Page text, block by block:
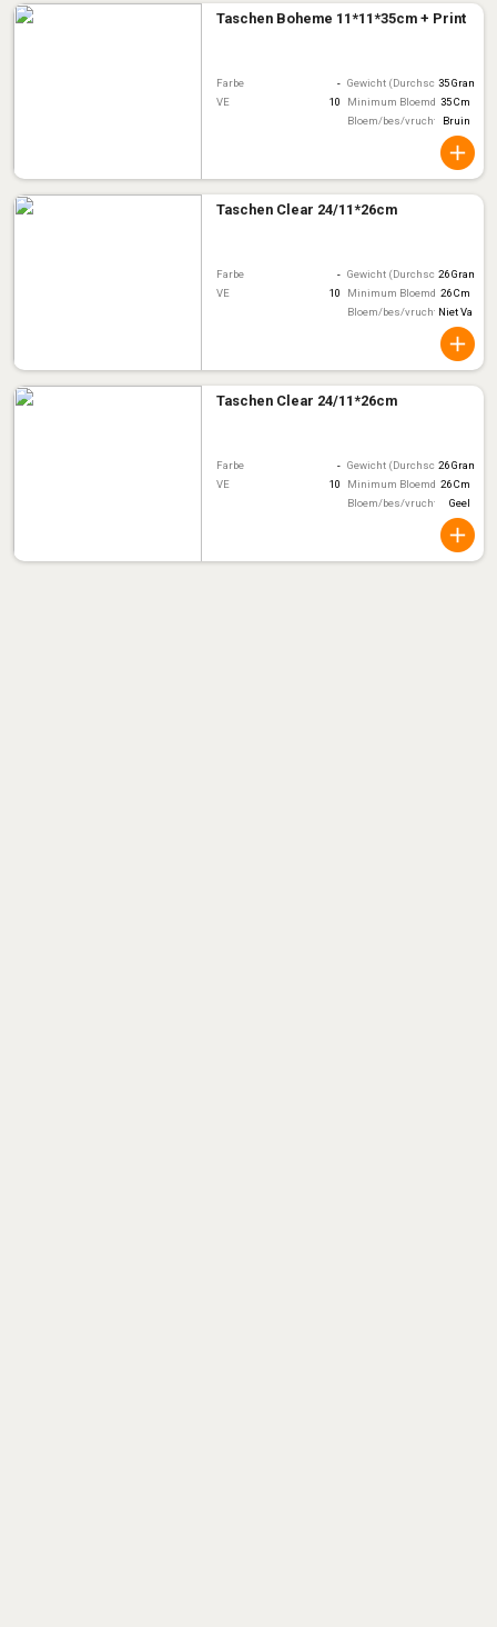
Taschen Boheme 11*11*35cm + Print
Farbe - Gewicht (Durchschnitt)
35 Gram
VE
10 Minimum Bloemdiameter
35 Cm
Bloem/bes/vruchtkleur
Bruin
Taschen Clear 24/11*26cm
Farbe - Gewicht (Durchschnitt)
26 Gram
VE
10 Minimum Bloemdiameter
26 Cm
Bloem/bes/vruchtkleur
Niet Van
Taschen Clear 24/11*26cm
Farbe - Gewicht (Durchschnitt)
26 Gram
VE
10 Minimum Bloemdiameter
26 Cm
Bloem/bes/vruchtkleur
Geel